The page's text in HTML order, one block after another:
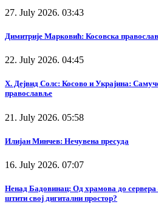
27. July 2026. 03:43
Димитрије Марковић: Косовска
22. July 2026. 04:45
Х. Дејвид Солс: Косово и Украјина:
православље
21. July 2026. 05:58
Илијан Минчев: Нечувена пресуда
16. July 2026. 07:07
Ненад Бадовинац: Од храмова до
штити свој дигитални простор?